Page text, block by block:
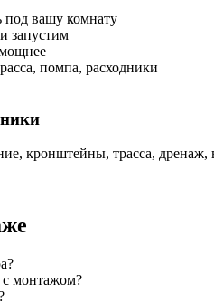
вашу комнату
запустим
помпа, расходники
кронштейны, трасса, дренаж,
с монтажом?